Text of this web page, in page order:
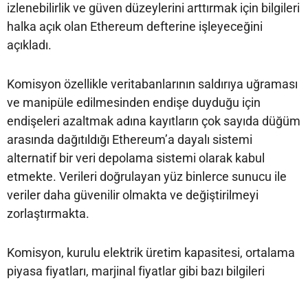
izlenebilirlik ve güven düzeylerini arttırmak için bilgileri
halka açık olan Ethereum defterine işleyeceğini
açıkladı.
Komisyon özellikle veritabanlarının saldırıya uğraması
ve manipüle edilmesinden endişe duyduğu için
endişeleri azaltmak adına kayıtların çok sayıda düğüm
arasında dağıtıldığı Ethereum’a dayalı sistemi
alternatif bir veri depolama sistemi olarak kabul
etmekte. Verileri doğrulayan yüz binlerce sunucu ile
veriler daha güvenilir olmakta ve değiştirilmeyi
zorlaştırmakta.
Komisyon, kurulu elektrik üretim kapasitesi, ortalama
piyasa fiyatları, marjinal fiyatlar gibi bazı bilgileri